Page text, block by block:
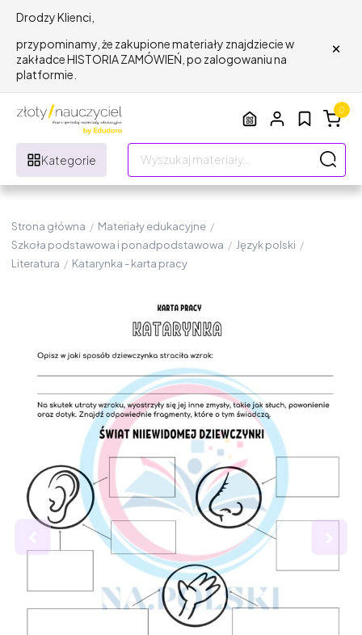
Drodzy Klienci,
przypominamy, że zakupione materiały znajdziecie w
zakładce HISTORIA ZAMÓWIEŃ, po zalogowaniu na
platformie.
×
Kategorie
0
Strona główna / Materiały edukacyjne /
Szkoła podstawowa i ponadpodstawowa / Język polski /
Literatura / Katarynka - karta pracy